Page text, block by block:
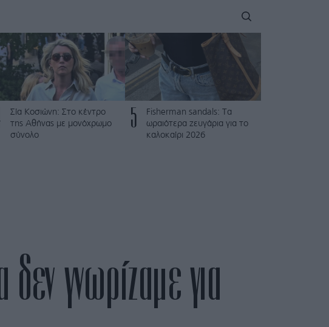
Σία Κοσιώνη: Στο κέντρο
της Αθήνας με μονόχρωμο
σύνολο
5
Fisherman sandals: Tα
ωραιότερα ζευγάρια για το
καλοκαίρι 2026
γνωρίζαμε για